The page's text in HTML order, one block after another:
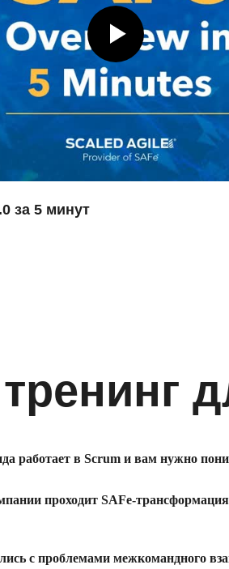
за 5 минут
работает в Scrum и вам нужно
проходит SAFe-
с проблемами межкомандного